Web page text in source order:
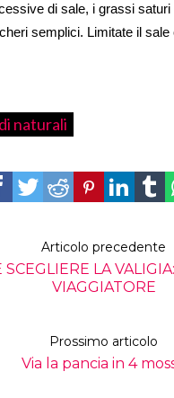
di sale, i grassi
semplici. Limitate il sale
naturali
Articolo precedente
SCEGLIERE LA
VIAGGIATORE
Prossimo articolo
Via la pancia in 4